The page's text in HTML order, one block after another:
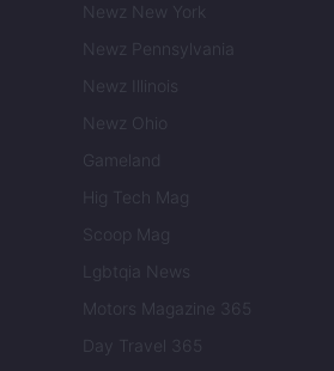
Newz New York
Newz Pennsylvania
Newz Illinois
Newz Ohio
Gameland
Hig Tech Mag
Scoop Mag
Lgbtqia News
Motors Magazine 365
Day Travel 365